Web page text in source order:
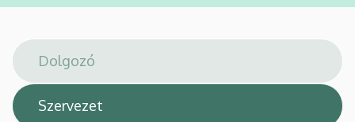
hely